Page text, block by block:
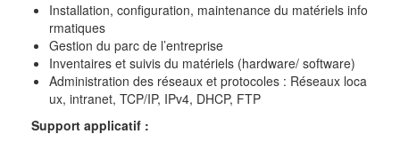
Installation, configuration, maintenance du matériels info
rmatiques
Gestion du parc de l’entreprise
Inventaires et suivis du matériels (hardware/ software)
Administration des réseaux et protocoles : Réseaux loca
ux, intranet, TCP/IP, IPv4, DHCP, FTP
Support applicatif :